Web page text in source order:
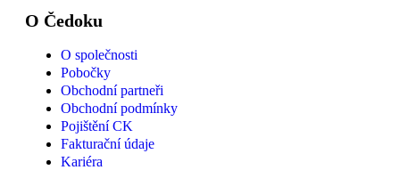
O Čedoku
O společnosti
Pobočky
Obchodní partneři
Obchodní podmínky
Pojištění CK
Fakturační údaje
Kariéra